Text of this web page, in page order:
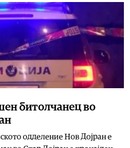
битолчанец во
одделение Нов Дојран е